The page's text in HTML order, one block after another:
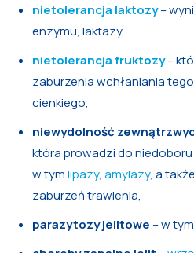
nietolerancja laktozy–
enzymu, laktazy,
nietolerancja fruktozy–
zaburzenia wchłaniania
cienkiego,
niewydolność
która prowadzi do
w tymlipazy, amylazy, a
zaburzeń trawienia,
parazytozy jelitowe – w